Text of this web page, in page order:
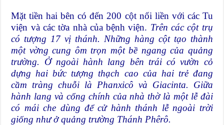
Mặt tiền hai bên có đến 200 cột nối liền với các Tu
viện và các tờa nhà của bệnh viện. Trên các cột trụ
có tượng 17 vị thánh. Những hàng cột tạo thành
một vờng cung ôm trọn một bề ngang của quảng
trường. Ở ngoài hành lang bên trái có vườn cỏ
dựng hai bức tượng thạch cao của hai trẻ đang
cầm tràng chuỗi là Phanxicô và Giacinta. Giữa
hành lang và cổng chính của nhà thờ là một lễ đài
có mái che dùng để cử hành thánh lễ ngoài trời
giống như ở quảng trường Thánh Phêrô.